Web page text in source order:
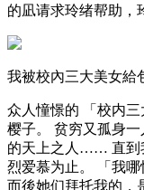
的凪请求玲绪帮助，
我被校內三大美女給
众人憧憬的 「校内
樱子。 贫穷又孤身
的天上之人…… 直到
烈爱慕为止。 「我哪
而後她们拜托我的，